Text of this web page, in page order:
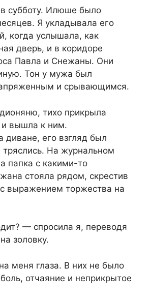
в субботу. Илюше было
Я укладывала его
когда услышала, как
дверь, и в коридоре
Павла и Снежаны. Они
Тон у мужа был
и срывающимся.
тихо прикрыла
и вышла к ним.
диване, его взгляд был
тряслись. На журнальном
папка с какими-то
стояла рядом, скрестив
с выражением торжества на
— спросила я, переводя
золовку.
меня глаза. В них не было
отчаяние и неприкрытое